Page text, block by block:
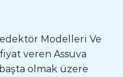
Modelleri Ve
veren Assuva
olmak üzere